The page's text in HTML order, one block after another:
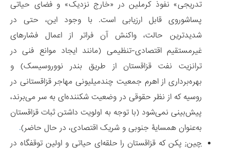
تدریجی» نفوذ کرملین در «خارج نزدیک» و فضای حیاتی
پساشوروی قابل ارزیابی است. با وجود این، حتی در
شدیدترین حالت، واکنش آن فراتر از اعمال فشارهای
غیرمستقیم اقتصادی-تنظیمی (مانند ایجاد موانع فنی در
ترانزیت نفت قزاقستان از طریق بندر نووروسیسک) و
بهره‌برداری از اهرم جمعیت چندمیلیونی مهاجر قزاقستانی در
روسیه که از نظر حقوقی در وضعیت شکننده‌ای به سر می‌برند،
پیش‌بینی نمی‌شود (با توجه به اولویت داشتن ثبات قزاقستان
به‌عنوان همسایۀ جنوبی و شریک اقتصادی، در حال حاضر).
چین: پکن که قزاقستان را حلقه‌ای حیاتی و اولین توقفگاه در